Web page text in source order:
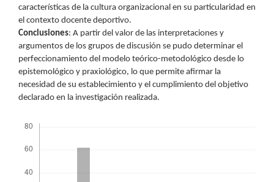
características de la cultura organizacional en su particularidad en
el contexto docente deportivo.
Conclusiones: A partir del valor de las interpretaciones y
argumentos de los grupos de discusión se pudo determinar el
perfeccionamiento del modelo teórico-metodológico desde lo
epistemológico y praxiológico, lo que permite afirmar la
necesidad de su establecimiento y el cumplimiento del objetivo
declarado en la investigación realizada.